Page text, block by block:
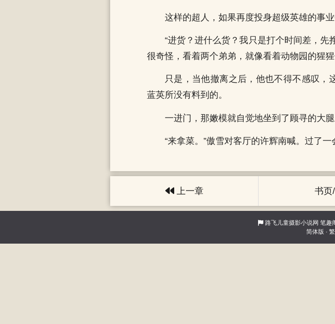
这样的超人，如果再度投身超级英雄的事
“进货？进什么货？我只是打个时间差，先
很奇怪，看着两个弟弟，就像看着动物园的猩猩
只是，当他撤离之后，他也不得不感叹，
蓝英所没有料到的。
一进门，那嫩模就自觉地坐到了顾寻的大
“来拿菜。”傲雪对客厅的许辉南喊。过了
上一章 书页
路飞儿童摄影小说网 笔趣
简体版 ·